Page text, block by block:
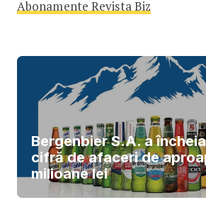
Abonamente Revista Biz
Bergenbier S.A. a
cifră de afaceri de
milioane lei